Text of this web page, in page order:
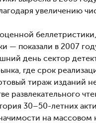
увеличению
показали в 2007
день сектор
где срок
тираж изданий
развлекательного
30–50-летних
на